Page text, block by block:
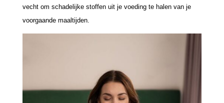
vecht om schadelijke stoffen uit je voeding te halen van je
voorgaande maaltijden.